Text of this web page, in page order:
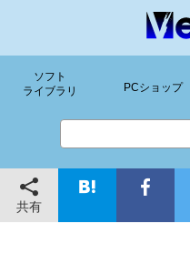
ソフト
ライブラリ
PCショップ
共有